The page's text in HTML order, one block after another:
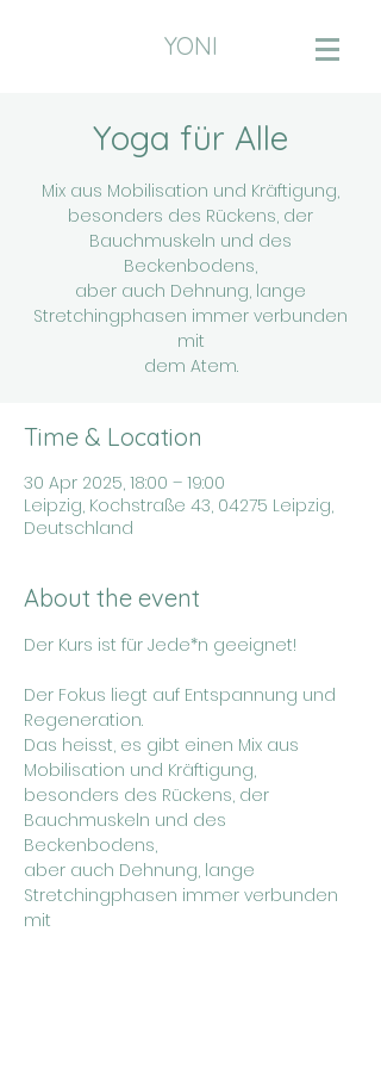
YONI
Yoga für Alle
Mix aus Mobilisation und Kräftigung,
besonders des Rückens, der
Bauchmuskeln und des
Beckenbodens,
aber auch Dehnung, lange
Stretchingphasen immer verbunden
mit
dem Atem.
Time & Location
30 Apr 2025, 18:00 – 19:00
Leipzig, Kochstraße 43, 04275 Leipzig,
Deutschland
About the event
Der Kurs ist für Jede*n geeignet!
Der Fokus liegt auf Entspannung und
Regeneration.
Das heisst, es gibt einen Mix aus
besonders des Rückens, der
Bauchmuskeln und des
aber auch Dehnung, lange
Stretchingphasen immer verbunden
mit